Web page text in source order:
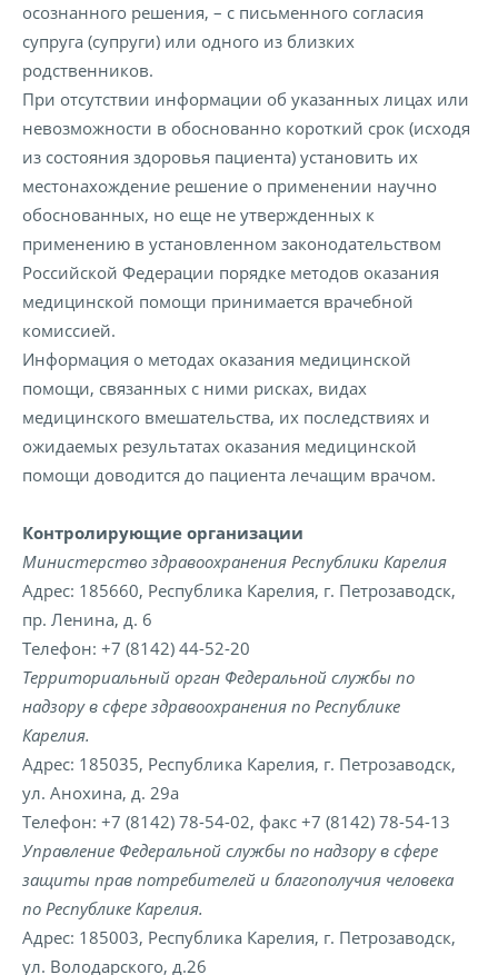
осознанного решения, – с письменного согласия
супруга (супруги) или одного из близких
родственников.
При отсутствии информации об указанных лицах или
невозможности в обоснованно короткий срок (исходя
из состояния здоровья пациента) установить их
местонахождение решение о применении научно
обоснованных, но еще не утвержденных к
применению в установленном законодательством
Российской Федерации порядке методов оказания
медицинской помощи принимается врачебной
комиссией.
Информация о методах оказания медицинской
помощи, связанных с ними рисках, видах
медицинского вмешательства, их последствиях и
ожидаемых результатах оказания медицинской
помощи доводится до пациента лечащим врачом.
Контролирующие организации
Министерство здравоохранения Республики Карелия
Адрес: 185660, Республика Карелия, г. Петрозаводск,
пр. Ленина, д. 6
Телефон: +7 (8142) 44-52-20
Территориальный орган Федеральной службы по
надзору в сфере здравоохранения по Республике
Карелия.
Адрес: 185035, Республика Карелия, г. Петрозаводск,
ул. Анохина, д. 29а
Телефон: +7 (8142) 78-54-02, факс +7 (8142) 78-54-13
Управление Федеральной службы по надзору в сфере
защиты прав потребителей и благополучия человека
по Республике Карелия.
Адрес: 185003, Республика Карелия, г. Петрозаводск,
ул. Володарского, д.26